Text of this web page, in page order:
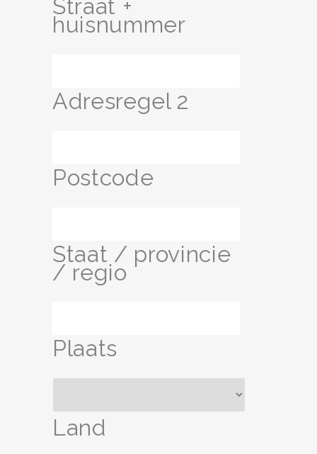
Straat +
huisnummer
Adresregel 2
Postcode
Staat / provincie
/ regio
Plaats
Land